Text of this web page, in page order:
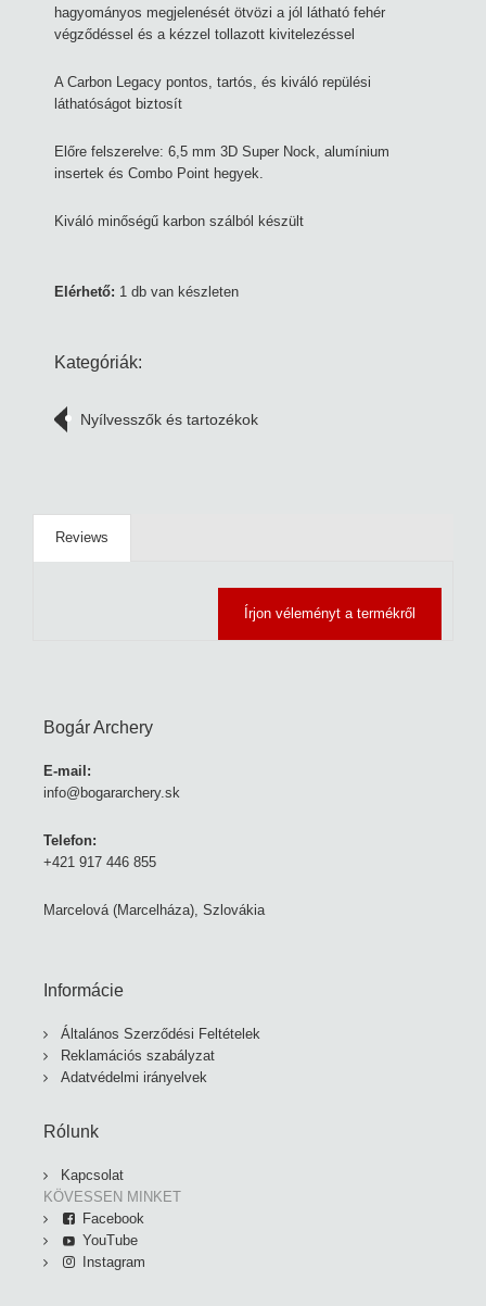
hagyományos megjelenését ötvözi a jól látható fehér
végződéssel és a kézzel tollazott kivitelezéssel
A Carbon Legacy pontos, tartós, és kiváló repülési
láthatóságot biztosít
Előre felszerelve: 6,5 mm 3D Super Nock, alumínium
insertek és Combo Point hegyek.
Kiváló minőségű karbon szálból készült
Elérhető: 1 db van készleten
Kategóriák:
Nyílvesszők és tartozékok
Reviews
Írjon véleményt a termékről
Bogár Archery
E-mail:
info@bogararchery.sk
Telefon:
+421 917 446 855
Marcelová (Marcelháza), Szlovákia
Informácie
Általános Szerződési Feltételek
Reklamációs szabályzat
Adatvédelmi irányelvek
Rólunk
Kapcsolat
KÖVESSEN MINKET
Facebook
YouTube
Instagram